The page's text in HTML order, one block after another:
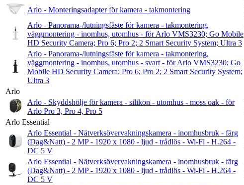
Arlo - Monteringsadapter för kamera - takmontering
Arlo - Panorama-/lutningsfäste för kamera - takmontering,
väggmontering - inomhus, utomhus - för Arlo VMS3230; Go Mobile
HD Security Camera; Pro 6; Pro 2; 2 Smart Security System; Ultra 3
Arlo - Panorama-/lutningsfäste för kamera - takmontering,
väggmontering - inomhus, utomhus - svart - för Arlo VMS3230; Go
Mobile HD Security Camera; Pro 6; Pro 2; 2 Smart Security System;
Ultra 3
Arlo
Arlo - Skyddshölje för kamera - silikon - utomhus - moss oak - för
Arlo Pro 3, Pro 4, Pro 5
Arlo Essential
Arlo Essential - Nätverksövervakningskamera - inomhusbruk - färg
(Dag&Natt) - 2 MP - 1920 x 1080 - ljud - trådlös - Wi-Fi - H.264 -
DC 5 V
Arlo Essential - Nätverksövervakningskamera - inomhusbruk - färg
(Dag&Natt) - 2 MP - 1920 x 1080 - ljud - trådlös - Wi-Fi - H.264 -
DC 5 V